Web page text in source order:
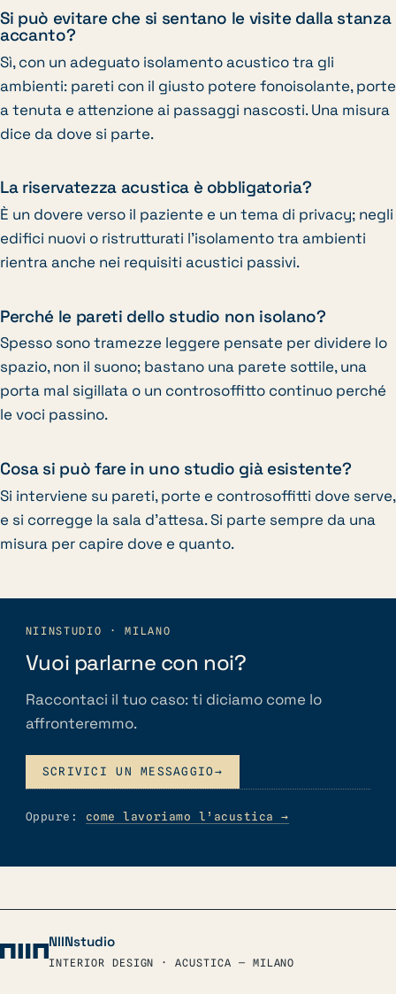
Si può evitare che si sentano le visite dalla stanza
accanto?
Sì, con un adeguato isolamento acustico tra gli
ambienti: pareti con il giusto potere fonoisolante, porte
a tenuta e attenzione ai passaggi nascosti. Una misura
dice da dove si parte.
La riservatezza acustica è obbligatoria?
È un dovere verso il paziente e un tema di privacy; negli
edifici nuovi o ristrutturati l’isolamento tra ambienti
rientra anche nei requisiti acustici passivi.
Perché le pareti dello studio non isolano?
Spesso sono tramezze leggere pensate per dividere lo
spazio, non il suono; bastano una parete sottile, una
porta mal sigillata o un controsoffitto continuo perché
le voci passino.
Cosa si può fare in uno studio già esistente?
Si interviene su pareti, porte e controsoffitti dove serve,
e si corregge la sala d’attesa. Si parte sempre da una
misura per capire dove e quanto.
NIINSTUDIO · MILANO
Vuoi parlarne con noi?
Raccontaci il tuo caso: ti diciamo come lo
affronteremmo.
SCRIVICI UN MESSAGGIO→
Oppure: come lavoriamo l’acustica→
NIINstudio
INTERIOR DESIGN · ACUSTICA — MILANO